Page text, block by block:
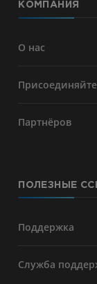
КОМПАНИЯ
О нас
Партнёров
ПОЛЕЗНЫЕ
Поддержка
Служба